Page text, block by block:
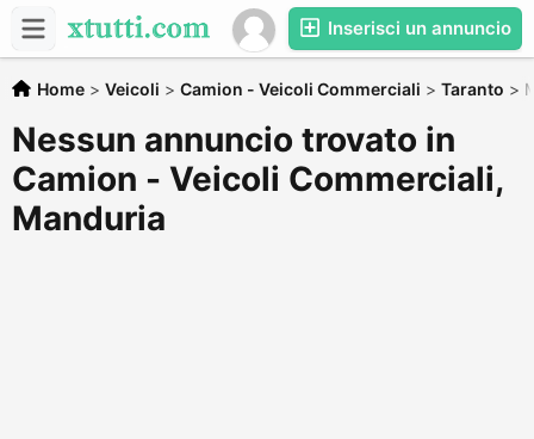
Inserisci un annuncio
Home > Veicoli > Camion - Veicoli Commerciali > Taranto >
Nessun annuncio trovato in
Camion - Veicoli Commerciali,
Manduria